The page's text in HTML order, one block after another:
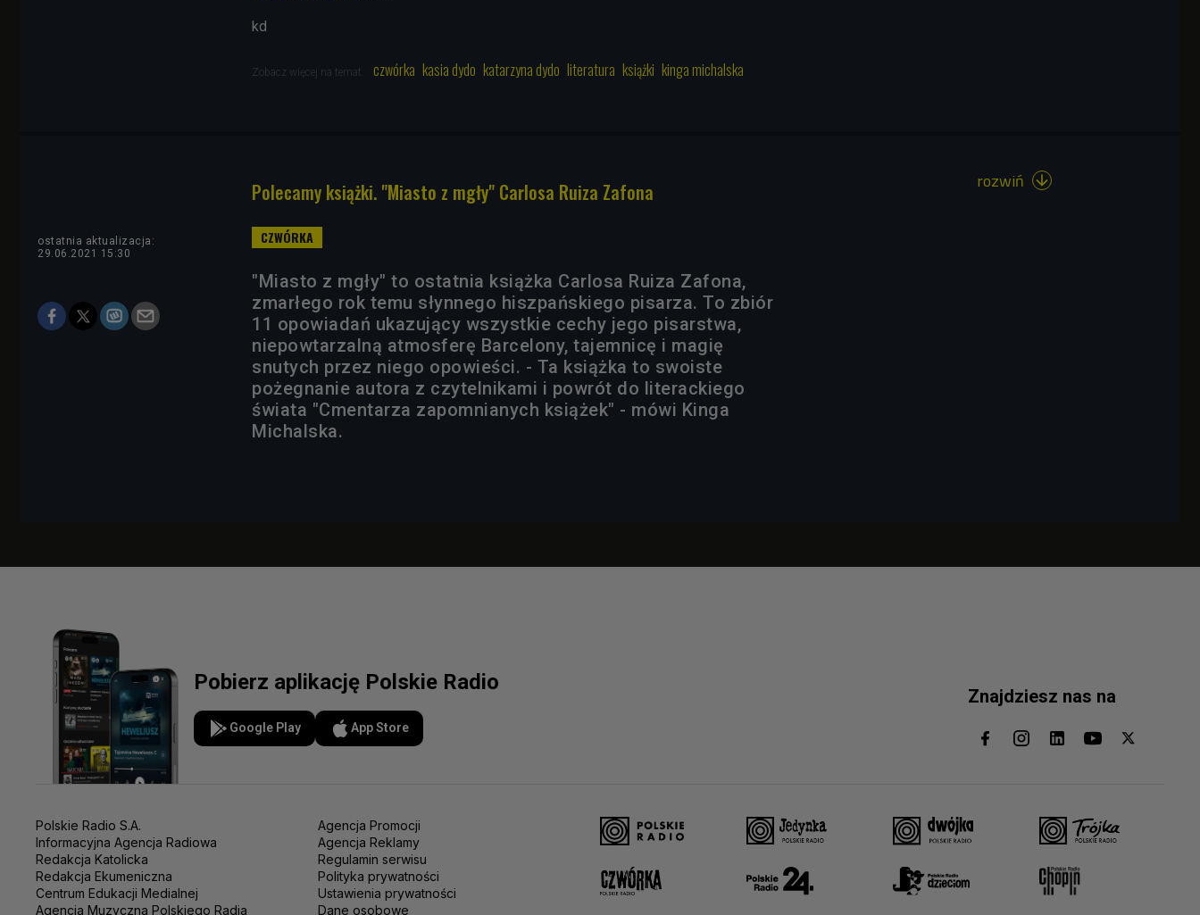
kd
Zobacz więcej na temat: czwórka kasia dydo katarzyna dydo literatura książki kinga michalska
Polecamy książki. "Miasto z mgły" Carlosa Ruiza Zafona
ostatnia aktualizacja:
29.06.2021 15:30
"Miasto z mgły" to ostatnia książka Carlosa Ruiza Zafona,
zmarłego rok temu słynnego hiszpańskiego pisarza. To zbiór
11 opowiadań ukazujący wszystkie cechy jego pisarstwa,
niepowtarzalną atmosferę Barcelony, tajemnicę i magię
snutych przez niego opowieści. - Ta książka to swoiste
pożegnanie autora z czytelnikami i powrót do literackiego
świata "Cmentarza zapomnianych książek" - mówi Kinga
Michalska.
rozwiń 
Pobierz aplikację Polskie Radio
Google Play App Store
Znajdziesz nas na
Polskie Radio S.A.
Informacyjna Agencja Radiowa
Redakcja Katolicka
Redakcja Ekumeniczna
Centrum Edukacji Medialnej
Agencja Muzyczna Polskiego Radia
Agencja Promocji
Agencja Reklamy
Regulamin serwisu
Polityka prywatności
Ustawienia prywatności
Dane osobowe